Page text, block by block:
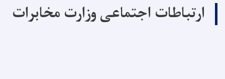
ارتباطات اجتماعی وزارت مخابرات